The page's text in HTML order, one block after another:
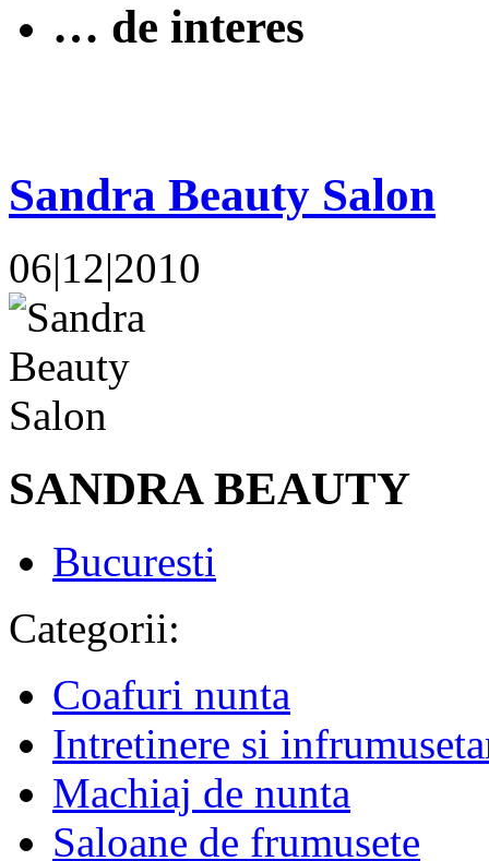
… de interes
Sandra Beauty Salon
06|12|2010
SANDRA BEAUTY
Bucuresti
Categorii:
Coafuri nunta
Intretinere si
Machiaj de nunta
Saloane de frumusete